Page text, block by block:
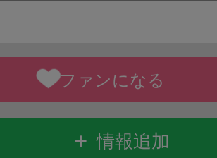
+ 情報追加